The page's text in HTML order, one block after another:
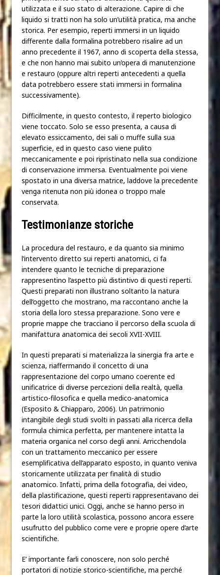
utilizzata e il suo stato di alterazione. Capire di che
liquido si tratti non ha solo un’utilità pratica, ma anche
storica. Per esempio, reperti immersi in un liquido
differente dalla formalina potrebbero risalire ad un
anno precedente il 1967, anno di scoperta della stessa,
e che non hanno mai subito un’opera di manutenzione
e restauro (oppure altri reperti antecedenti a quella
data potrebbero essere stati immersi in formalina
successivamente).
Difficilmente, in questo contesto, il reperto biologico
viene toccato. Solo se esso presenta, a causa di
elevato essiccamento, dei sali o muffe sulla sua
superficie, ed in questo caso viene pulito
meccanicamente e poi ripristinato nella sua condizione
di conservazione immersa. Eventualmente poi viene
spostato in una diversa matrice, laddove la precedente
venga ritenuta non più idonea o troppo male
conservata.
Testimonianze storiche
La procedura del restauro, e da quanto sia minimo
l’intervento diretto sui reperti anatomici, ci fa
intendere quanto le tecniche di preparazione
rappresentino l’aspetto più distintivo di questi reperti.
Questi preparati non illustrano soltanto la natura
dell’oggetto che mostrano, ma raccontano anche la
storia della loro stessa preparazione. Sono vere e
proprie mappe che tracciano il percorso della scuola di
manifattura anatomica dei secoli XVII-XVIII.
In questi preparati si materializza la sinergia fra arte e
scienza, riaffermando il concetto di una
rappresentazione del corpo umano coerente ed
unificatrice di diverse percezioni della realtà, quella
artistico-filosofica e quella medico-anatomica
(Esposito & Chiapparo, 2006). Un patrimonio
intangibile degli studi svolti in passati alla ricerca della
formula chimica perfetta, per mantenere intatta la
materia organica nel corso degli anni. Arricchendola
con un trattamento meccanico per essere
esemplificativa dell’apparato esposto, in quanto veniva
storicamente utilizzata per finalità di studio
anatomico. Infatti, prima della fotografia, dei video,
della plastificazione, questi reperti rappresentavano dei
tesori didattici unici. Oggi, anche se hanno perso in
parte la loro utilità scolastica, possono ancora essere
usufrutto del pubblico come vere e proprie opere d’arte
scientifiche.
E’ importante farli conoscere, non solo perché
portatori di notizie storico-scientifiche, ma perché